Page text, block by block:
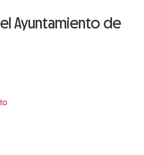
Ayuntamiento de